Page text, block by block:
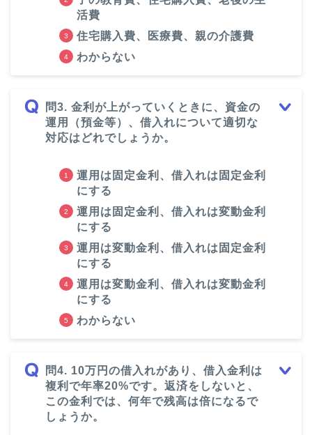
活費
住宅購入費、医療費、親の介護費
わからない
問3. 金利が上がっていくときに、資金の
運用（預金等）、借入れについて適切な
対応はどれでしょうか。
運用は固定金利、借入れは固定金利
にする
運用は固定金利、借入れは変動金利
にする
運用は変動金利、借入れは固定金利
にする
運用は変動金利、借入れは変動金利
にする
わからない
問4. 10万円の借入れがあり、借入金利は
複利で年率20%です。返済をしないと、
この金利では、何年で残高は倍になるで
しょうか。